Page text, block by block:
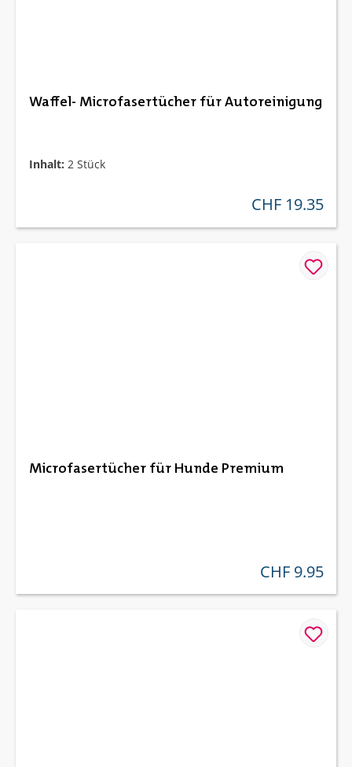
Waffel- Microfasertücher für Autoreinigung
Inhalt: 2 Stück
regulärer preis:
CHF 19.35
Microfasertücher für Hunde Premium
regulärer preis:
CHF 9.95